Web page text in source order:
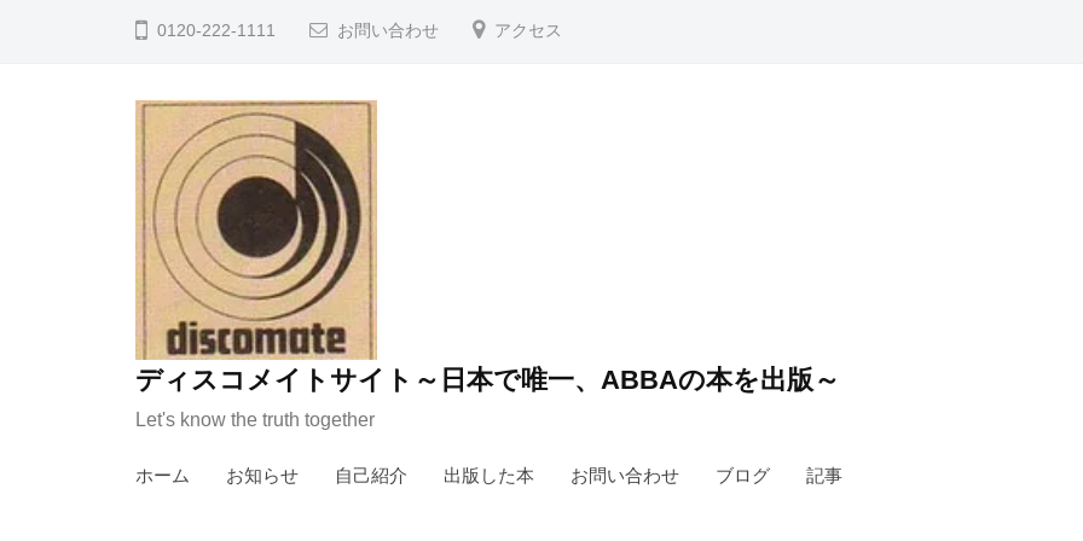
0120-222-1111 お問い合わせ アクセス
ディスコメイトサイト～日本で唯一、ABBAの本を出版～
Let's know the truth together
ホーム お知らせ 自己紹介 出版した本 お問い合わせ ブログ 記事